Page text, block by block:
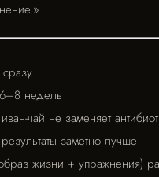
недель
чай не заменяет
заметно лучше
жизни + упражнения)